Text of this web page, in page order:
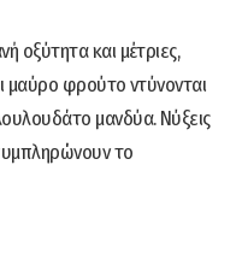
οξύτητα και μέτριες,
μαύρο φρούτο ντύνονται
μανδύα. Νύξεις
το